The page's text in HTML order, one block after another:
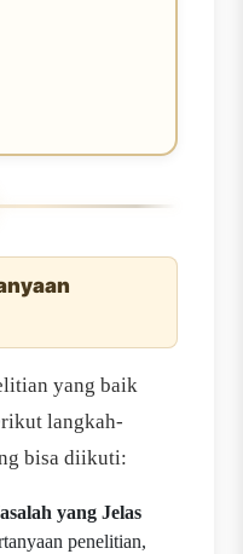
yang baik
langkah-
bisa diikuti:
yang Jelas
penelitian,